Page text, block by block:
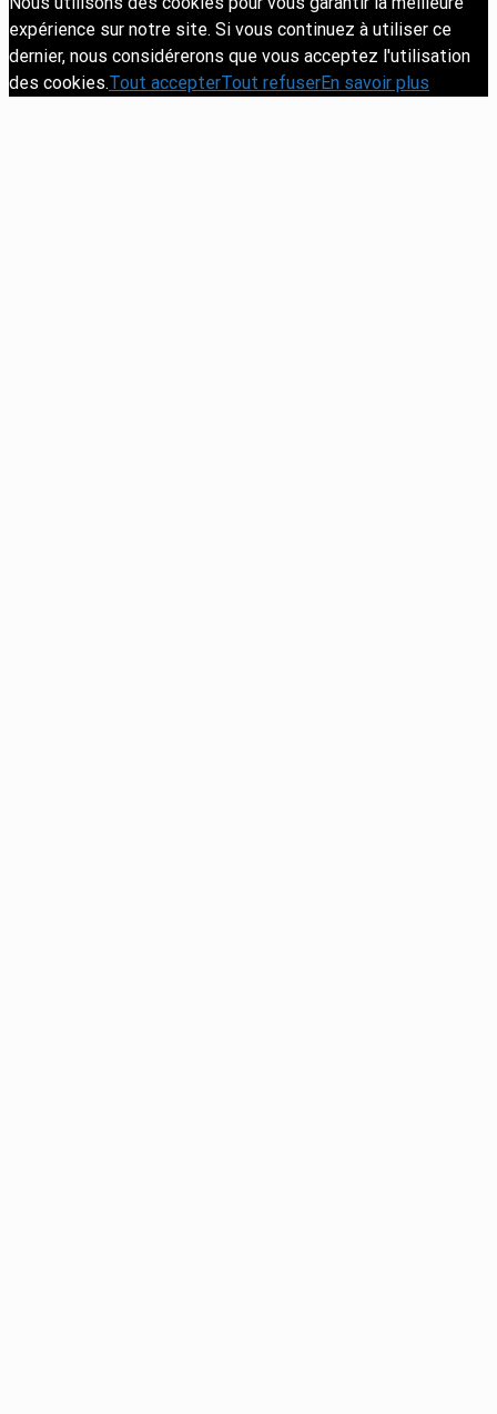
expérience sur notre site. Si vous continuez à utiliser ce
dernier, nous considérerons que vous acceptez l'utilisation
des cookies.Tout accepterTout refuserEn savoir plus